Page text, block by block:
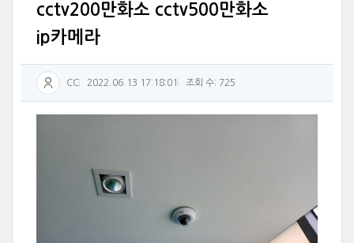
cctv200만화소 cctv500만화소
ip카메라
CC 2022.06.13 17:18:01 조회 수: 725